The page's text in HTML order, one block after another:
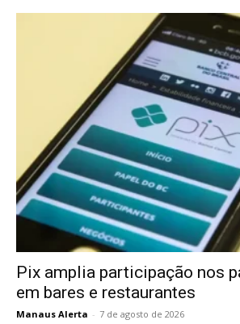
Pix amplia participação nos
em bares e restaurantes
Manaus Alerta - 7 de agosto de 2026